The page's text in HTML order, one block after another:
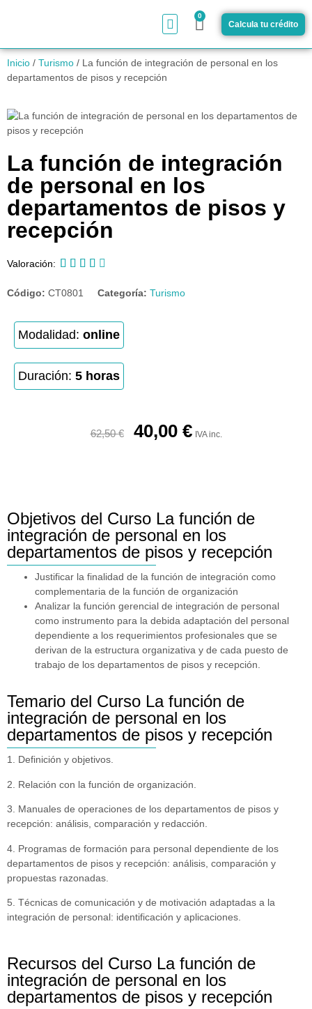
0
Calcula tu crédito
Inicio / Turismo / La función de integración de personal en los
departamentos de pisos y recepción
La función de integración
de personal en los
departamentos de pisos y
recepción
Valoración:     
Código: CT0801 Categoría: Turismo
Modalidad: online
Duración: 5 horas
62,50€ 40,00 € IVA inc.
Objetivos del Curso La función de
integración de personal en los
departamentos de pisos y recepción
Justificar la finalidad de la función de integración como
complementaria de la función de organización
Analizar la función gerencial de integración de personal
como instrumento para la debida adaptación del personal
dependiente a los requerimientos profesionales que se
derivan de la estructura organizativa y de cada puesto de
trabajo de los departamentos de pisos y recepción.
Temario del Curso La función de
integración de personal en los
departamentos de pisos y recepción
1. Definición y objetivos.
2. Relación con la función de organización.
3. Manuales de operaciones de los departamentos de pisos y
recepción: análisis, comparación y redacción.
4. Programas de formación para personal dependiente de los
departamentos de pisos y recepción: análisis, comparación y
propuestas razonadas.
5. Técnicas de comunicación y de motivación adaptadas a la
integración de personal: identificación y aplicaciones.
Recursos del Curso La función de
integración de personal en los
departamentos de pisos y recepción